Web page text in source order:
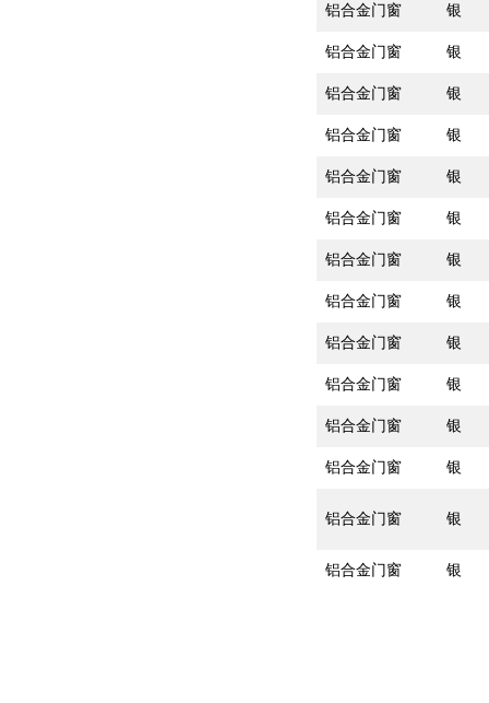
铝合金门窗 银
铝合金门窗 银
铝合金门窗 银
铝合金门窗 银
铝合金门窗 银
铝合金门窗 银
铝合金门窗 银
铝合金门窗 银
铝合金门窗 银
铝合金门窗 银
铝合金门窗 银
铝合金门窗 银
铝合金门窗 银
铝合金门窗 银